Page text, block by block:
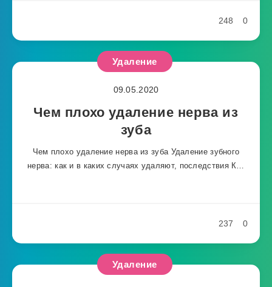
0
248
Удаление
09.05.2020
Чем плохо удаление нерва из
зуба
Чем плохо удаление нерва из зуба Удаление зубного
нерва: как и в каких случаях удаляют, последствия К…
0
237
Удаление